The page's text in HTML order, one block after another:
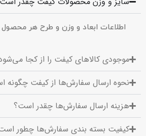
اطلاعات ابعاد و وزن و طرح هر
موجودی کالاهای کیفت را از کجا
نحوه ارسال سفارش‌ها از کیفت چگونه
هزینه ارسال سفارش‌ها چقدر است؟
کیفیت بسته بندی سفارش‌ها چطور